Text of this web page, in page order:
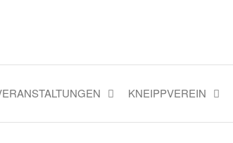
KNEIPPVEREIN